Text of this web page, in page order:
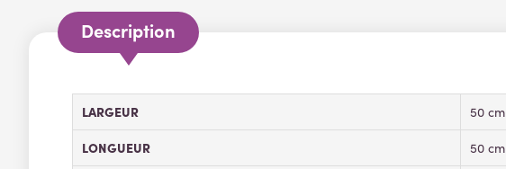
Description
LARGEUR 50 cm
LONGUEUR 50 cm